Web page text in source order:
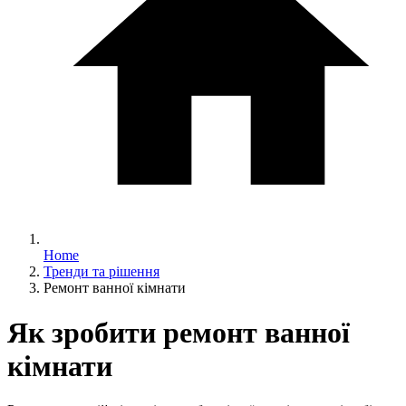
Home
Тренди та рішення
Ремонт ванної кімнати
Як зробити ремонт ванної
кімнати